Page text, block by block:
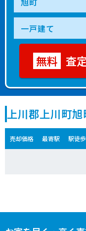
査
上川郡上川町
売却価格 最寄駅 駅徒歩